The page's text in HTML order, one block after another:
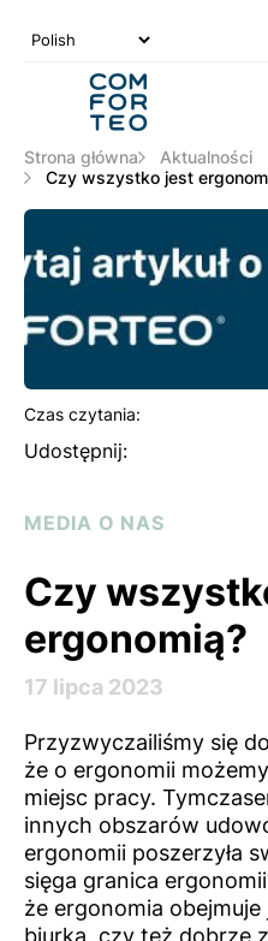
Strona główna
Aktualności
Czy wszystko jest
Czas czytania:
Udostępnij:
MEDIA O NAS
Czy
ergonomią?
17 lipca 2023
Przyzwyczailiśmy się
że o ergonomii
miejsc pracy.
innych obszarów
ergonomii poszerzyła
sięga granica
że ergonomia
biurka, czy też dobrze